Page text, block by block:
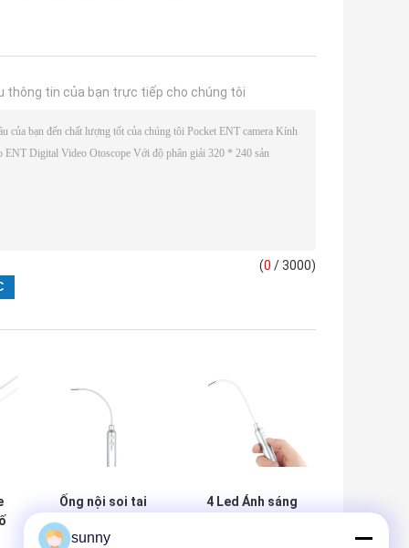
thông tin của bạn trực tiếp cho chúng tôi
(0 / 3000)
Ống nội soi tai
USB lấy nét vô
cực 3mm Độ phân
4 Led Ánh sáng
sunny